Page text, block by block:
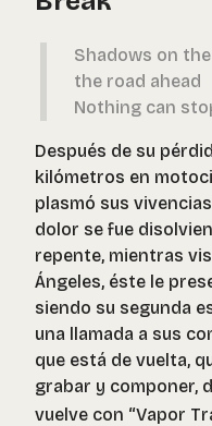
Shadows on
the road ahead
Nothing can
Después de su
kilómetros en
plasmó sus
dolor se fue
repente, mientras
Ángeles, éste le
siendo su segunda
una llamada a sus
que está de vuelta,
grabar y componer,
vuelve con “Vapor